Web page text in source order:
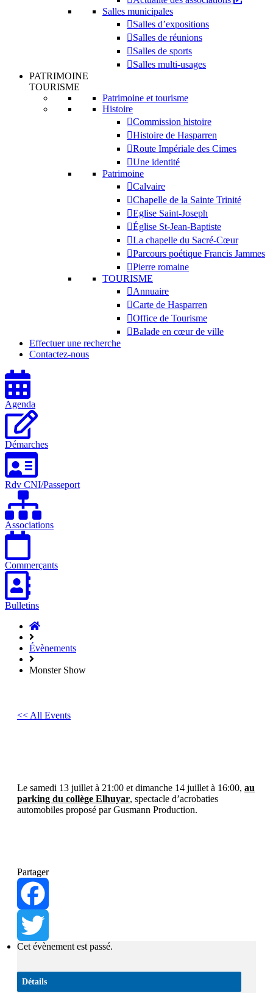
Salles municipales
Salles d’expositions
Salles de réunions
Salles de sports
Salles multi-usages
PATRIMOINE
TOURISME
Patrimoine et tourisme
Histoire
Commission histoire
Histoire de Hasparren
Route Impériale des Cimes
Une identité
Patrimoine
Calvaire
Chapelle de la Sainte Trinité
Eglise Saint-Joseph
Église St-Jean-Baptiste
La chapelle du Sacré-Cœur
Parcours poétique Francis Jammes
Pierre romaine
TOURISME
Annuaire
Carte de Hasparren
Office de Tourisme
Balade en cœur de ville
Effectuer une recherche
Contactez-nous
Agenda
Démarches
Rdv CNI/Passeport
Associations
Commerçants
Bulletins
Accueil
Évènements
Monster Show
<< All Events
Le samedi 13 juillet à 21:00 et dimanche 14 juillet à 16:00, au
parking du collège Elhuyar, spectacle d’acrobaties
automobiles proposé par Gusmann Production.
Partager
Facebook
Cet évènement est passé.
Détails